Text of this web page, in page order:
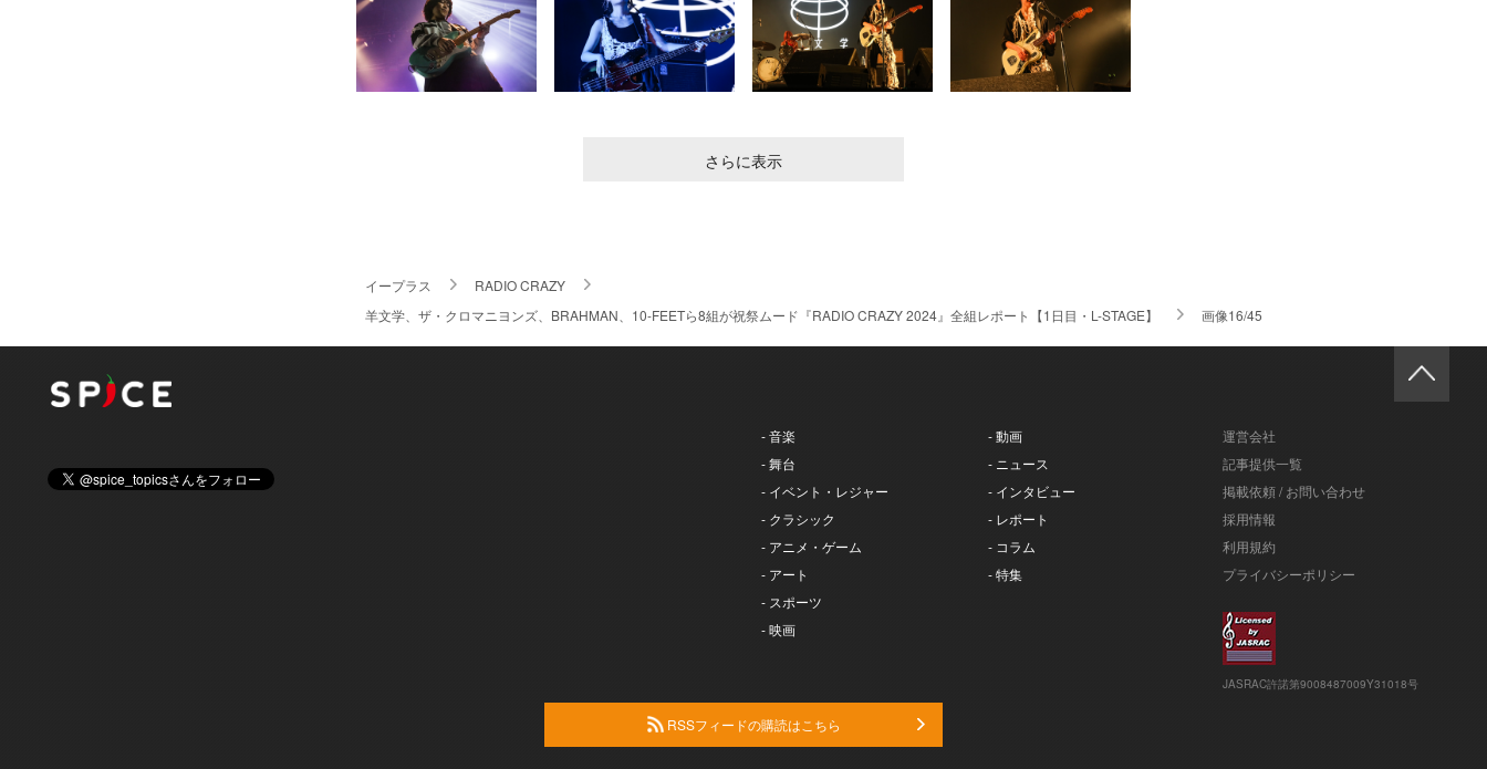
さらに表示
イープラス
RADIO CRAZY
羊文学、ザ・クロマニヨンズ、BRAHMAN、10-FEETら8組が祝祭ムード『RADIO CRAZY 2024』全組レポート【1日目・L-STAGE】
画像16/45
- 音楽
- 舞台
- イベント・レジャー
- クラシック
- アニメ・ゲーム
- アート
- スポーツ
- 映画
- 動画
- ニュース
- インタビュー
- レポート
- コラム
- 特集
運営会社
記事提供一覧
掲載依頼 / お問い合わせ
採用情報
利用規約
プライバシーポリシー
JASRAC許諾第9008487009Y31018号
RSSフィードの購読はこちら